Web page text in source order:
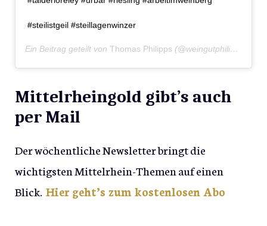
#steilistgeil #steillagenwinzer
Ein Beitrag geteilt von Thomas Philipps (@weingutphilippsmuehle) am
Mittelrheingold gibt’s auch
per Mail
Der wöchentliche Newsletter bringt die
wichtigsten Mittelrhein-Themen auf einen
Blick. Hier geht’s zum kostenlosen Abo